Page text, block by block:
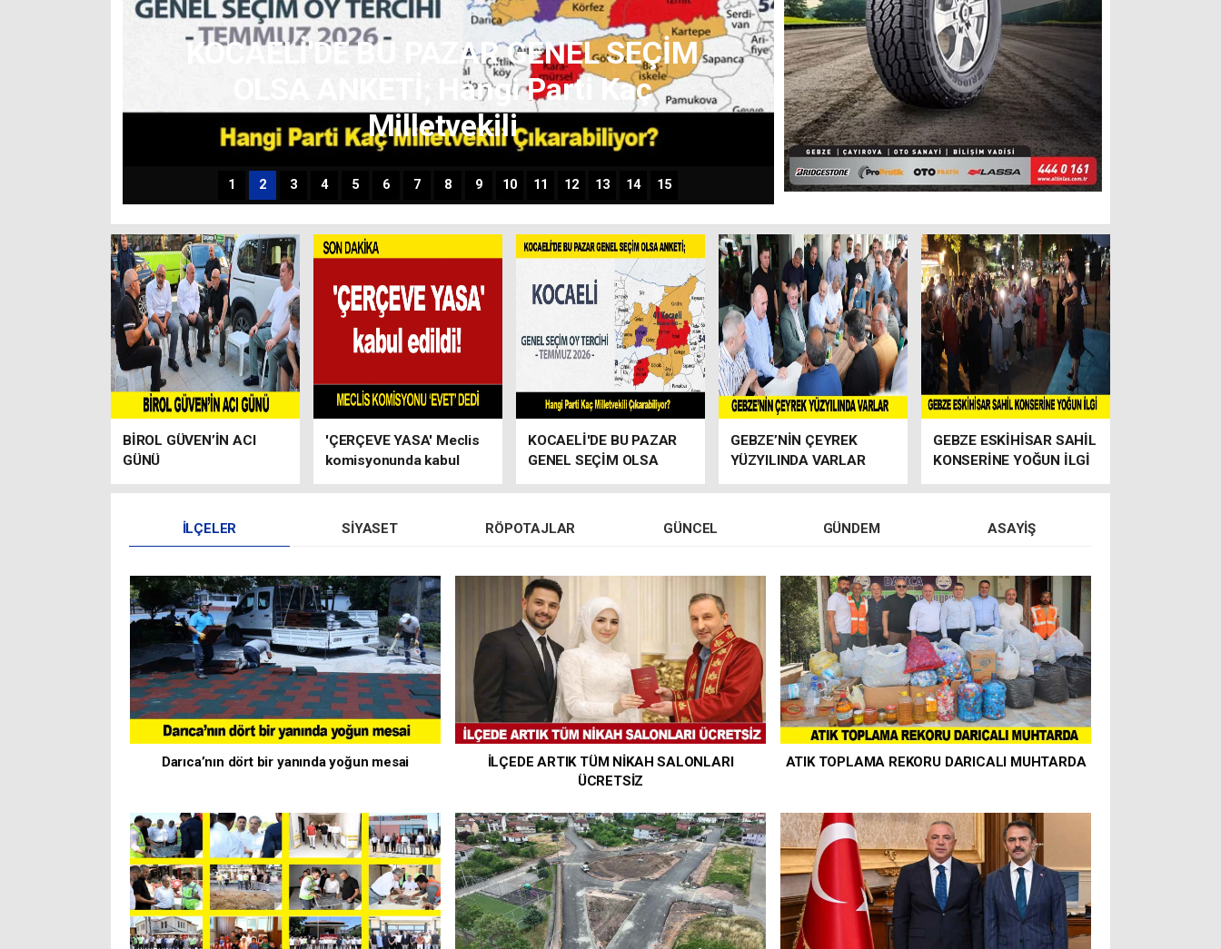
KOCAELİ'DE BU PAZAR GENEL SEÇİM
OLSA ANKETİ; Hangi Parti Kaç
Milletvekili
1 2 3 4 5 6 7 8 9 10 11 12 13 14 15
BİROL GÜVEN’İN ACI
GÜNÜ
'ÇERÇEVE YASA' Meclis
komisyonunda kabul
edildi!
KOCAELİ'DE BU PAZAR
GENEL SEÇİM OLSA
ANKETİ; Hangi Parti Kaç
GEBZE’NİN ÇEYREK
YÜZYILINDA VARLAR
GEBZE ESKİHİSAR SAHİL
KONSERİNE YOĞUN İLGİ
İLÇELER SIYASET RÖPOTAJLAR GÜNCEL GÜNDEM ASAYIŞ
Darıca’nın dört bir yanında yoğun mesai
İLÇEDE ARTIK TÜM NİKAH SALONLARI
ÜCRETSİZ
ATIK TOPLAMA REKORU DARICALI MUHTARDA